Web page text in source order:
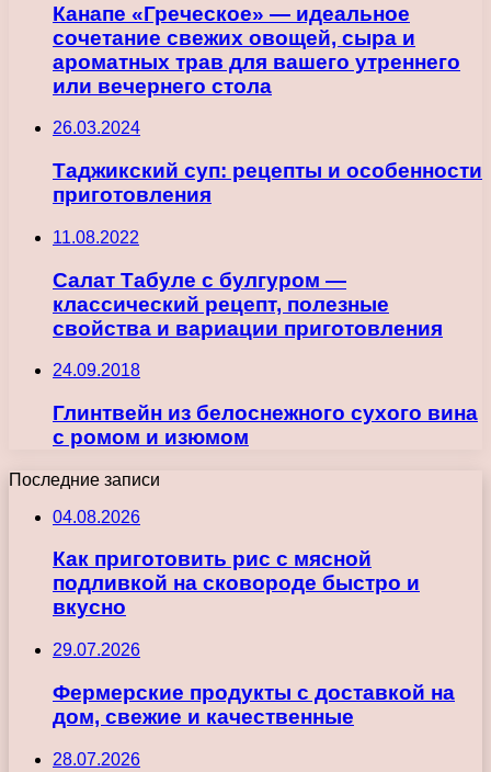
Канапе «Греческое» — идеальное
сочетание свежих овощей, сыра и
ароматных трав для вашего утреннего
или вечернего стола
26.03.2024
Таджикский суп: рецепты и особенности
приготовления
11.08.2022
Салат Табуле с булгуром —
классический рецепт, полезные
свойства и вариации приготовления
24.09.2018
Глинтвейн из белоснежного сухого вина
с ромом и изюмом
Последние записи
04.08.2026
Как приготовить рис с мясной
подливкой на сковороде быстро и
вкусно
29.07.2026
Фермерские продукты с доставкой на
дом, свежие и качественные
28.07.2026